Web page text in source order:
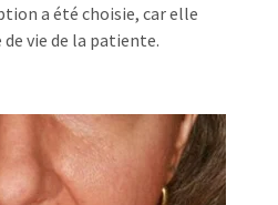
a été choisie, car elle
vie de la patiente.